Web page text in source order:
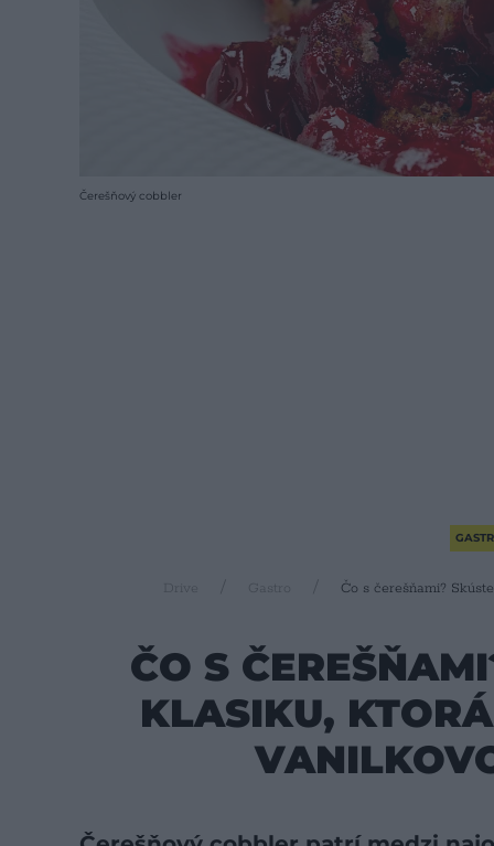
Čerešňový cobbler
Drive Gastro Čo s čerešňami?
ČO S
KLASIKU,